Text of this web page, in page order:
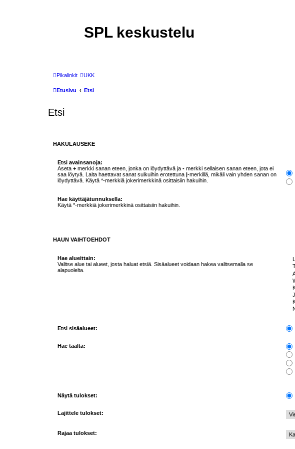
SPL keskustelu
Pikalinkit UKK
Etusivu Etsi
Etsi
HAKULAUSEKE
Etsi avainsanoja:
Aseta +merkki sanan eteen, jonka on löydyttävä ja -merkki sellaisen sanan eteen, jota ei
saa löytyä. Laita haettavat sanat sulkuihin erotettuna |-merkillä, mikäli vain yhden sanan on
löydyttävä. Käytä *-merkkiä jokerimerkkinä osittaisiin hakuihin.
Hae käyttäjätunnuksella:
Käytä *-merkkiä jokerimerkkinä osittaisiin hakuihin.
HAUN VAIHTOEHDOT
Hae alueittain:
Valitse alue tai alueet, josta haluat etsiä. Sisäalueet voidaan hakea valitsemalla se
alapuolelta.
Etsi sisäalueet:
Hae täältä:
Näytä tulokset:
Lajittele tulokset:
Rajaa tulokset: